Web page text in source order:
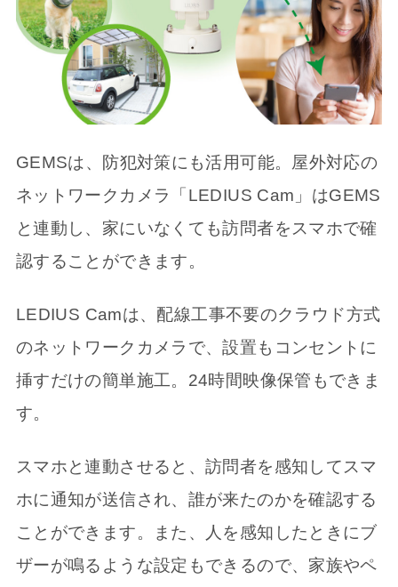
GEMSは、防犯対策にも活用可能。屋外対応の
ネットワークカメラ「LEDIUS Cam」はGEMS
と連動し、家にいなくても訪問者をスマホで確
認することができます。
LEDIUS Camは、配線工事不要のクラウド方式
のネットワークカメラで、設置もコンセントに
挿すだけの簡単施工。24時間映像保管もできま
す。
スマホと連動させると、訪問者を感知してスマ
ホに通知が送信され、誰が来たのかを確認する
ことができます。また、人を感知したときにブ
ザーが鳴るような設定もできるので、家族やペ